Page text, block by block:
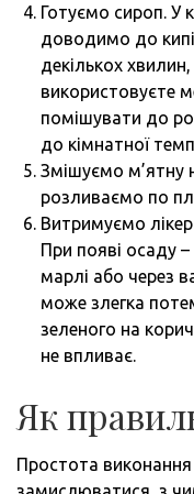
Готуємо сироп. У
доводимо до
декількох
використовуєте
помішувати до
до кімнатної
Змішуємо м’ятну
розливаємо по
Витримуємо
При появі осаду –
марлі або через
може злегка
зеленого на
не впливає.
Як
Простота